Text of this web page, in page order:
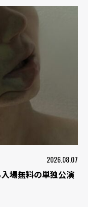
2026.08.07
場無料の単独公演